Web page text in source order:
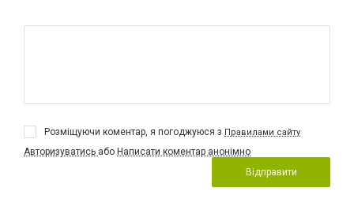
Розміщуючи коментар, я погоджуюся з Правилами сайту
Авторизуватись або Написати коментар анонімно
Відправити